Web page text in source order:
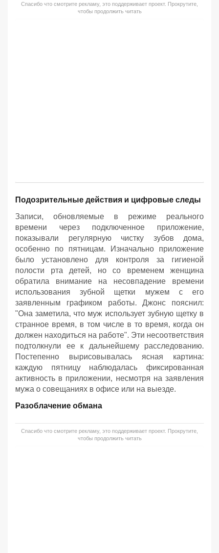
Спасибо что смотрите рекламу, это поддерживает проект. Прокрутите,
чтобы продолжить читать
Подозрительные действия и цифровые следы
Записи, обновляемые в режиме реального
времени через подключенное приложение,
показывали регулярную чистку зубов дома,
особенно по пятницам. Изначально приложение
было установлено для контроля за гигиеной
полости рта детей, но со временем женщина
обратила внимание на несовпадение времени
использования зубной щетки мужем с его
заявленным графиком работы. Джонс пояснил:
"Она заметила, что муж использует зубную щетку в
странное время, в том числе в то время, когда он
должен находиться на работе". Эти несоответствия
подтолкнули ее к дальнейшему расследованию.
Постепенно вырисовывалась ясная картина:
каждую пятницу наблюдалась фиксированная
активность в приложении, несмотря на заявления
мужа о совещаниях в офисе или на выезде.
Разоблачение обмана
Спасибо что смотрите рекламу, это поддерживает проект. Прокрутите,
чтобы продолжить читать